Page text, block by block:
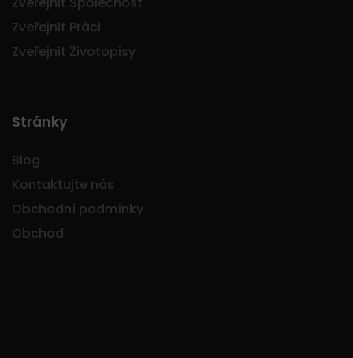
Zveřejnit Práci
Zveřejnit Životopisy
Stránky
Blog
Kontaktujte nás
Obchodní podmínky
Obchod